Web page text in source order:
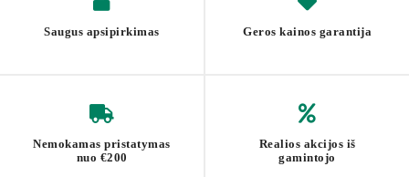
Saugus apsipirkimas Geros kainos garantija
Nemokamas pristatymas
nuo €200
Realios akcijos iš
gamintojo